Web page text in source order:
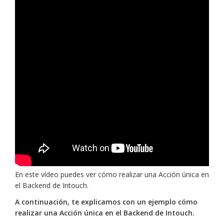
En este vídeo puedes ver cómo realizar una Acción única en
el Backend de Intouch.
A continuación, te explicamos con un ejemplo cómo
realizar una Acción única en el Backend de Intouch.